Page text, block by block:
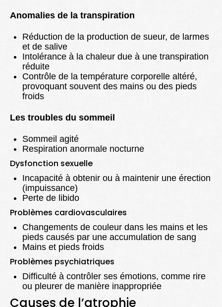
Anomalies de la transpiration
Réduction de la production de sueur, de larmes
et de salive
Intolérance à la chaleur due à une transpiration
réduite
Contrôle de la température corporelle altéré,
provoquant souvent des mains ou des pieds
froids
Les troubles du sommeil
Sommeil agité
Respiration anormale nocturne
Dysfonction sexuelle
Incapacité à obtenir ou à maintenir une érection
(impuissance)
Perte de libido
Problèmes cardiovasculaires
Changements de couleur dans les mains et les
pieds causés par une accumulation de sang
Mains et pieds froids
Problèmes psychiatriques
Difficulté à contrôler ses émotions, comme rire
ou pleurer de manière inappropriée
Causes de l’atrophie